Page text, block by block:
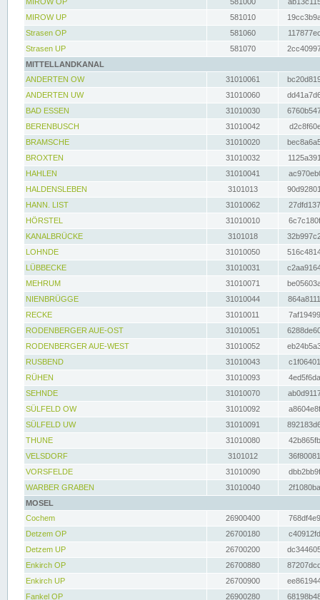
MIROW UP
581010
Strasen OP
581060
Strasen UP
581070
MITTELLANDKANAL
ANDERTEN OW
31010061
ANDERTEN UW
31010060
BAD ESSEN
31010030
BERENBUSCH
31010042
BRAMSCHE
31010020
BROXTEN
31010032
HAHLEN
31010041
HALDENSLEBEN
3101013
HANN. LIST
31010062
HÖRSTEL
31010010
KANALBRÜCKE
3101018
LOHNDE
31010050
LÜBBECKE
31010031
MEHRUM
31010071
NIENBRÜGGE
31010044
RECKE
31010011
RODENBERGER AUE-OST
31010051
RODENBERGER AUE-WEST
31010052
RUSBEND
31010043
RÜHEN
31010093
SEHNDE
31010070
SÜLFELD OW
31010092
SÜLFELD UW
31010091
THUNE
31010080
VELSDORF
3101012
VORSFELDE
31010090
WARBER GRABEN
31010040
MOSEL
Cochem
26900400
Detzem OP
26700180
Detzem UP
26700200
Enkirch OP
26700880
Enkirch UP
26700900
Fankel OP
26900280